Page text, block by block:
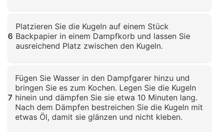
6
Platzieren Sie die Kugeln auf einem Stück
Backpapier in einem Dampfkorb und lassen Sie
ausreichend Platz zwischen den Kugeln.
7
Fügen Sie Wasser in den Dampfgarer hinzu und
bringen Sie es zum Kochen. Legen Sie die Kugeln
hinein und dämpfen Sie sie etwa 10 Minuten lang.
Nach dem Dämpfen bestreichen Sie die Kugeln mit
etwas Öl, damit sie glänzen und nicht kleben.